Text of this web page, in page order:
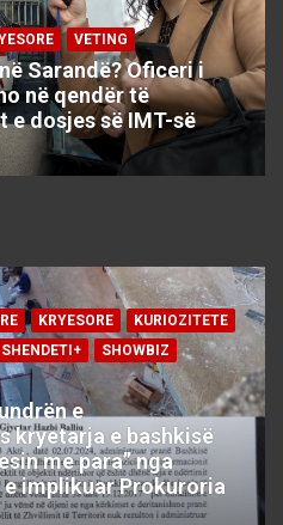
VETING
Sarandë? Oficeri i
në qendër të
e dosjes së IMT-së
KRYESORE
KURIOZITETE
SHENDETI+
SHOWBIZ
e
kryetarja e bashkisë
me para” nga
e implikuar Prokuroria